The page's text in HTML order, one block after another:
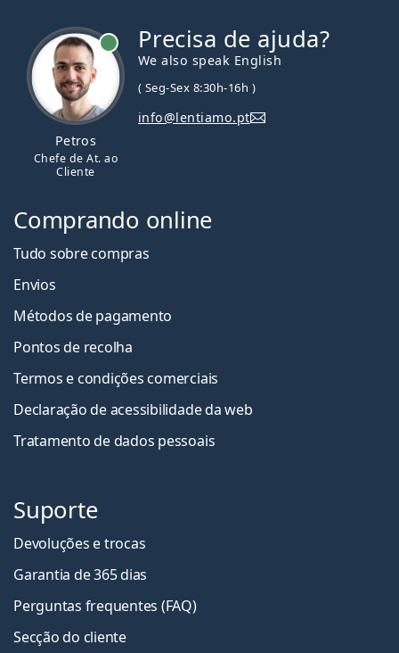
Petros
Chefe de At. ao
Cliente
Precisa de ajuda?
We also speak English
( Seg-Sex 8:30h-16h )
info@lentiamo.pt
Comprando online
Tudo sobre compras
Envios
Métodos de pagamento
Pontos de recolha
Termos e condições comerciais
Declaração de acessibilidade da web
Tratamento de dados pessoais
Suporte
Devoluções e trocas
Garantia de 365 dias
Perguntas frequentes (FAQ)
Secção do cliente